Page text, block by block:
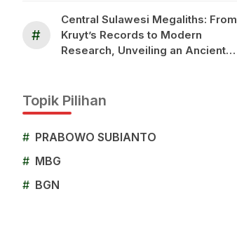
#
Central Sulawesi Megaliths: From
Kruyt’s Records to Modern
Research, Unveiling an Ancient
Topik Pilihan
# PRABOWO SUBIANTO
# MBG
# BGN